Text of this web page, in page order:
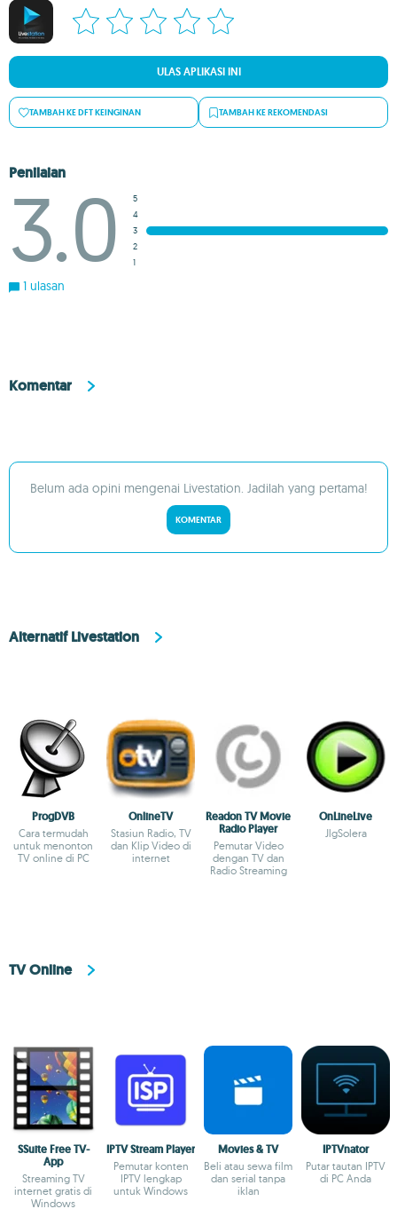
ULAS APLIKASI INI
TAMBAH KE DFT KEINGINAN TAMBAH KE REKOMENDASI
Penilaian
3.0
5
4
3
2
1
1 ulasan
Komentar
Belum ada opini mengenai Livestation. Jadilah yang pertama!
KOMENTAR
Alternatif Livestation
ProgDVB
Cara termudah
untuk menonton
TV online di PC
OnlineTV
Stasiun Radio, TV
dan Klip Video di
internet
Readon TV Movie
Radio Player
Pemutar Video
dengan TV dan
Radio Streaming
OnLineLive
JlgSolera
TV Online
SSuite Free TV-
App
Streaming TV
internet gratis di
Windows
IPTV Stream Player
Pemutar konten
IPTV lengkap
untuk Windows
Movies & TV
Beli atau sewa film
dan serial tanpa
iklan
IPTVnator
Putar tautan IPTV
di PC Anda